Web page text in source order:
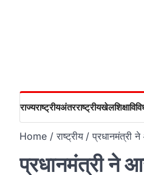
राज्यराष्ट्रीयअंतरराष्ट्रीयखेलशिक्षा
Home राष्ट्रीय प्रधानमंत्री
प्रधानमंत्री ने